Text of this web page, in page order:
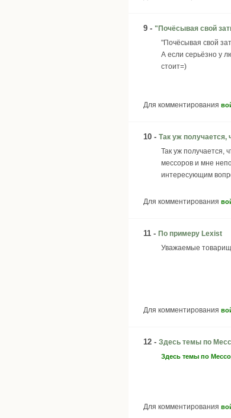
9 - "Почёсывая свой
"Почёсывая свой
А если серьёзно у
стоит=)
Для комментирования
10 - Так уж получается,
Так уж получается,
мессоров и мне
интересующим
Для комментирования
11 - По примеру Lexist
Уважаемые
Для комментирования
12 - Здесь темы по
Здесь темы по
Для комментирования